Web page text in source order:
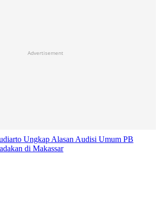
Advertisement
Ungkap Alasan Audisi Umum PB
di Makassar